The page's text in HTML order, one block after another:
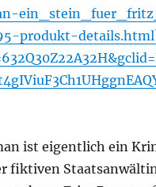
produkt-
ist eigentlich ein
fiktiven